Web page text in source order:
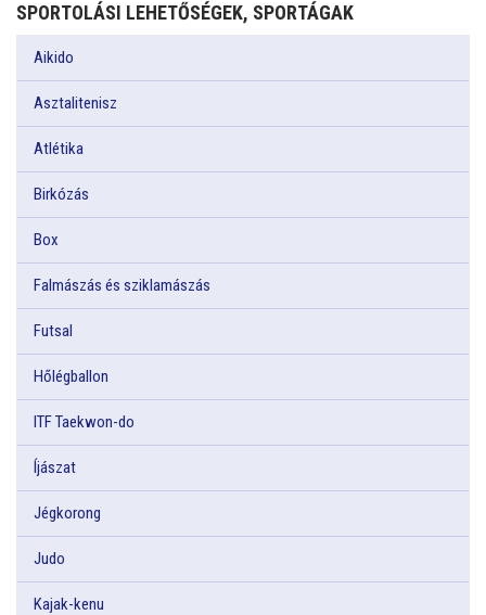
SPORTOLÁSI LEHETŐSÉGEK, SPORTÁGAK
Aikido
Asztalitenisz
Atlétika
Birkózás
Box
Falmászás és sziklamászás
Futsal
Hőlégballon
ITF Taekwon-do
Íjászat
Jégkorong
Judo
Kajak-kenu